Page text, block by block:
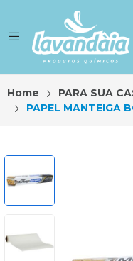
Home PARA SUA
PAPEL MANTEIGA